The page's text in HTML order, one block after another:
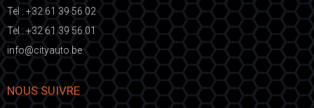
Tel : +32 61 39 56 02
Tel : +32 61 39 56 01
eb.otuayt
ic@o
fni
NOUS SUIVRE